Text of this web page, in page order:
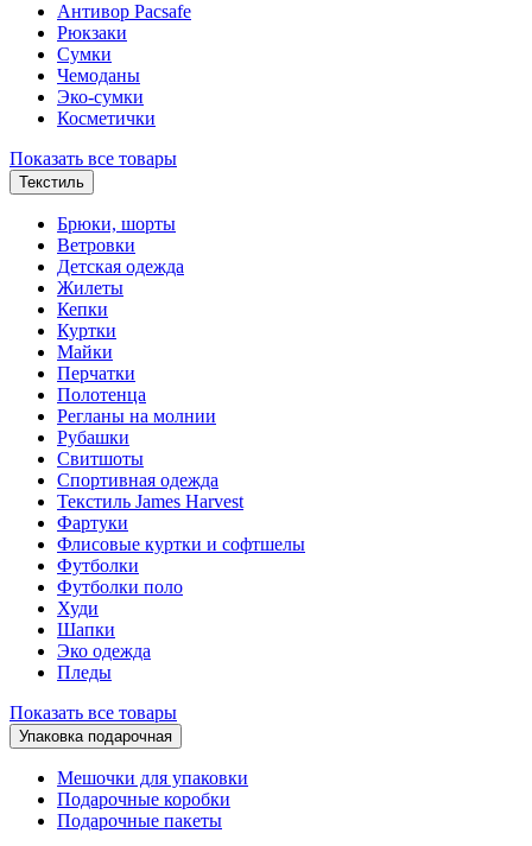
Антивор Pacsafe
Рюкзаки
Сумки
Чемоданы
Эко-сумки
Косметички
Показать все товары
Текстиль
Брюки, шорты
Ветровки
Детская одежда
Жилеты
Кепки
Куртки
Майки
Перчатки
Полотенца
Регланы на молнии
Рубашки
Свитшоты
Спортивная одежда
Текстиль James Harvest
Фартуки
Флисовые куртки и софтшелы
Футболки
Футболки поло
Худи
Шапки
Эко одежда
Пледы
Показать все товары
Упаковка подарочная
Мешочки для упаковки
Подарочные коробки
Подарочные пакеты